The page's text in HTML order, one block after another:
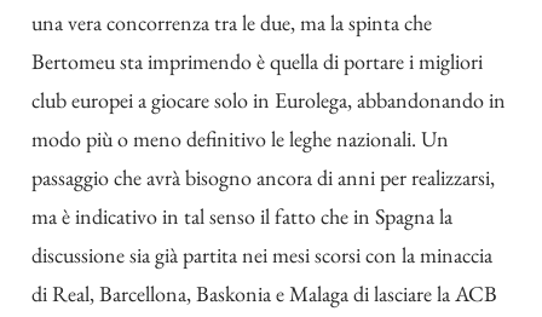
una vera concorrenza tra le due, ma la spinta che
Bertomeu sta imprimendo è quella di portare i migliori
club europei a giocare solo in Eurolega, abbandonando in
modo più o meno definitivo le leghe nazionali. Un
passaggio che avrà bisogno ancora di anni per realizzarsi,
ma è indicativo in tal senso il fatto che in Spagna la
discussione sia già partita nei mesi scorsi con laminaccia
di Real, Barcellona, Baskonia e Malaga di lasciare la ACB